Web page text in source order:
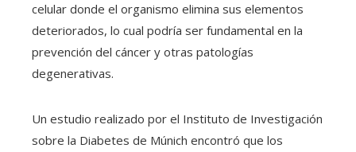
celular donde el organismo elimina sus elementos
deteriorados, lo cual podría ser fundamental en la
prevención del cáncer y otras patologías
degenerativas.
Un estudio realizado por el Instituto de Investigación
sobre la Diabetes de Múnich encontró que los